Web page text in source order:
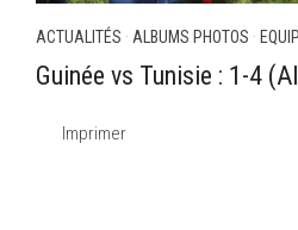
ACTUALITÉS · ALBUMS PHOTOS ·
Guinée vs Tunisie : 1-4
Imprimer